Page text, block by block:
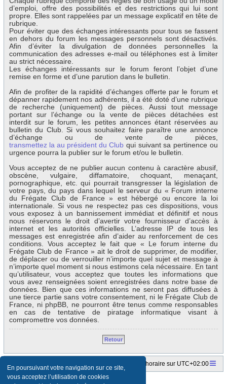
En poursuivant votre navigation sur ce site,
vous acceptez l’utilisation de cookies
d’emploi, offre des possibilités et des restrictions qui lui sont
propre. Elles sont rappelées par un message explicatif en tête de
rubrique.
Pour éviter que des échanges intéressants pour tous se fassent
en dehors du forum les messages personnels sont désactivés.
Afin d’éviter la divulgation de données personnelles la
communication des adresses e-mail ou téléphones est à limiter
au strict nécessaire.
Les échanges intéressants sur le forum feront l’objet d’une
remise en forme et d’une parution dans le bulletin.
Afin de profiter de la rapidité d’échanges offerte par le forum et
dépanner rapidement nos adhérents, il a été doté d’une rubrique
de recherche (uniquement) de pièces. Aussi tout message
portant sur l’échange ou la vente de pièces détachées est
interdit sur le forum, les petites annonces étant réservées au
bulletin du Club. Si vous souhaitez faire paraître une annonce
d’échange ou de vente de pièces,
transmettez la au président du Club qui suivant sa pertinence ou
urgence pourra la publier sur le forum et/ou le bulletin.
Vous acceptez de ne publier aucun contenu à caractère abusif,
obscène, vulgaire, diffamatoire, choquant, menaçant,
pornographique, etc. qui pourrait transgresser la législation de
votre pays, du pays dans lequel le serveur du « Forum interne
du Frégate Club de France » est hébergé ou encore la loi
internationale. Si vous ne respectez pas ces dispositions, vous
vous exposez à un bannissement immédiat et définitif et nous
nous réservons le droit d’avertir votre fournisseur d’accès à
internet et les autorités officielles. L’adresse IP de tous les
messages est enregistrée afin d’aider au renforcement de ces
conditions. Vous acceptez le fait que « Le forum interne du
Frégate Club de France » ait le droit de supprimer, de modifier,
de déplacer ou de verrouiller n’importe quel sujet et message à
n’importe quel moment si nous estimons cela nécessaire. En tant
qu’utilisateur, vous acceptez que toutes les informations que
vous avez renseignées soient enregistrées dans notre base de
données. Bien que ces informations ne seront pas diffusées à
une tierce partie sans votre consentement, ni le Frégate Club de
France, ni phpBB, ne pourront être tenus comme responsables
en cas de tentative de piratage informatique visant à
compromettre vos données.
Retour
Accueil du forum Fuseau horaire sur UTC+02:00